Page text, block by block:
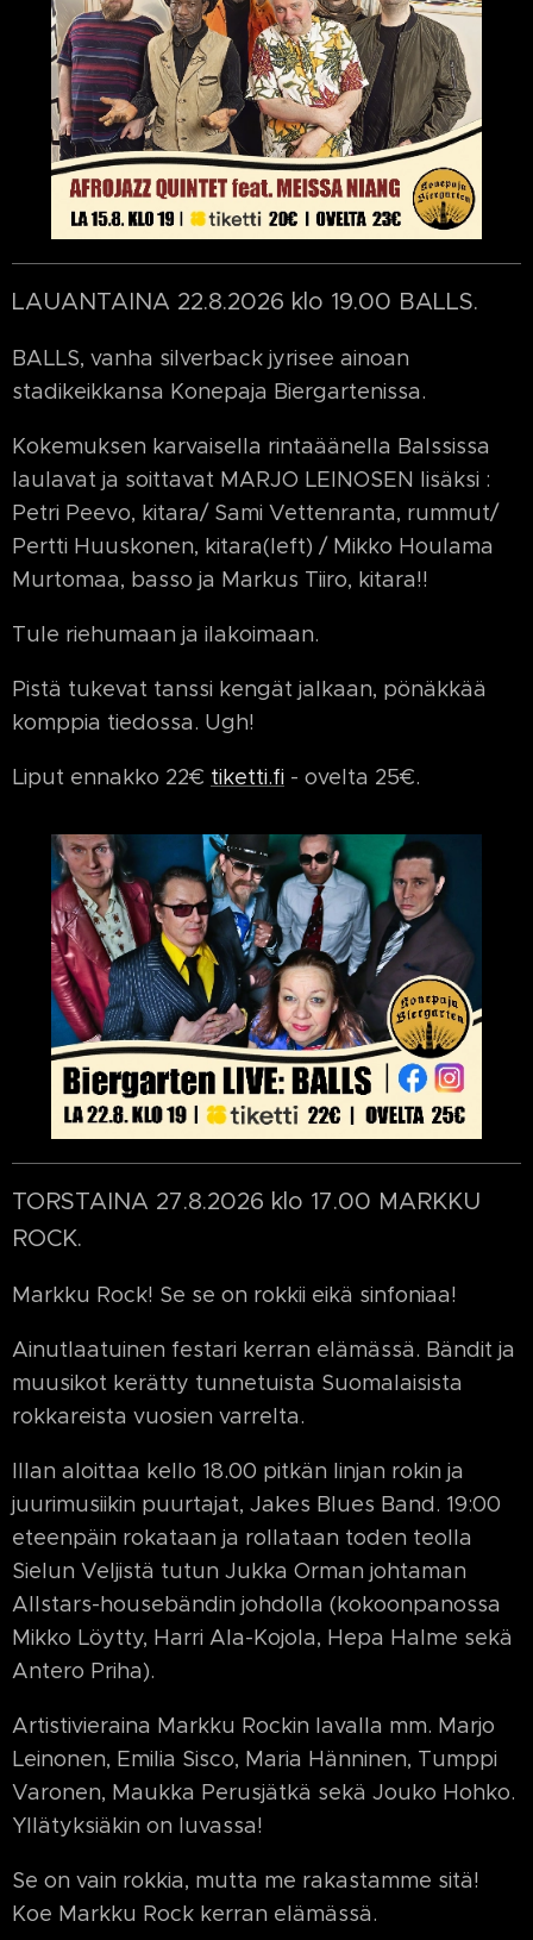
LAUANTAINA 22.8.2026 klo 19.00 BALLS.
BALLS, vanha silverback jyrisee ainoan
stadikeikkansa Konepaja Biergartenissa.
Kokemuksen karvaisella rintaäänella Balssissa
laulavat ja soittavat MARJO LEINOSEN lisäksi :
Petri Peevo, kitara/ Sami Vettenranta, rummut/
Pertti Huuskonen, kitara(left) / Mikko Houlama
Murtomaa, basso ja Markus Tiiro, kitara!!
Tule riehumaan ja ilakoimaan.
Pistä tukevat tanssi kengät jalkaan, pönäkkää
komppia tiedossa. Ugh!
Liput ennakko 22€ tiketti.fi - ovelta 25€.
TORSTAINA 27.8.2026 klo 17.00 MARKKU
ROCK.
Markku Rock! Se se on rokkii eikä sinfoniaa!
Ainutlaatuinen festari kerran elämässä. Bändit ja
muusikot kerätty tunnetuista Suomalaisista
rokkareista vuosien varrelta.
Illan aloittaa kello 18.00 pitkän linjan rokin ja
juurimusiikin puurtajat, Jakes Blues Band. 19:00
eteenpäin rokataan ja rollataan toden teolla
Sielun Veljistä tutun Jukka Orman johtaman
Allstars-housebändin johdolla (kokoonpanossa
Mikko Löytty, Harri Ala-Kojola, Hepa Halme sekä
Antero Priha).
Artistivieraina Markku Rockin lavalla mm. Marjo
Leinonen, Emilia Sisco, Maria Hänninen, Tumppi
Varonen, Maukka Perusjätkä sekä Jouko Hohko.
Yllätyksiäkin on luvassa!
Se on vain rokkia, mutta me rakastamme sitä!
Koe Markku Rock kerran elämässä.